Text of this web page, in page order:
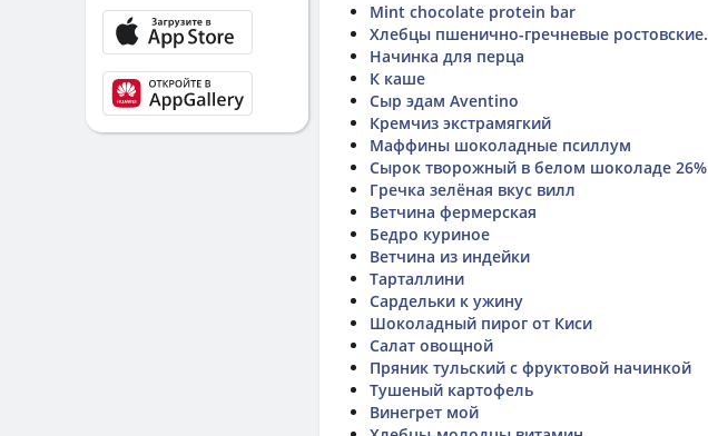
Mint chocolate protein bar
Хлебцы пшенично-гречневые ростовские.
Начинка для перца
К каше
Сыр эдам Aventino
Кремчиз экстрамягкий
Маффины шоколадные псиллум
Сырок творожный в белом шоколаде 26%
Гречка зелёная вкус вилл
Ветчина фермерская
Бедро куриное
Ветчина из индейки
Тарталлини
Сардельки к ужину
Шоколадный пирог от Киси
Салат овощной
Пряник тульский с фруктовой начинкой
Тушеный картофель
Винегрет мой